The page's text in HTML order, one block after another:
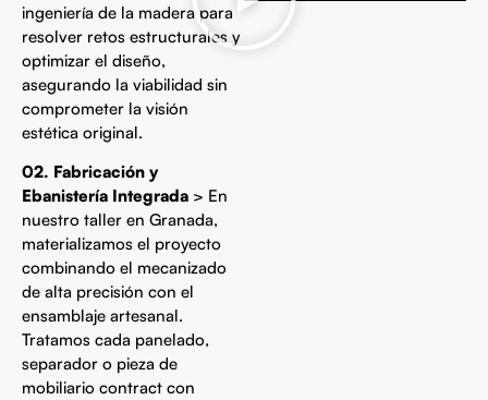
ingeniería de la madera para
resolver retos estructurales y
optimizar el diseño,
asegurando la viabilidad sin
comprometer la visión
estética original.
02. Fabricación y
Ebanistería Integrada > En
nuestro taller en Granada,
materializamos el proyecto
combinando el mecanizado
de alta precisión con el
ensamblaje artesanal.
Tratamos cada panelado,
separador o pieza de
mobiliario contract con